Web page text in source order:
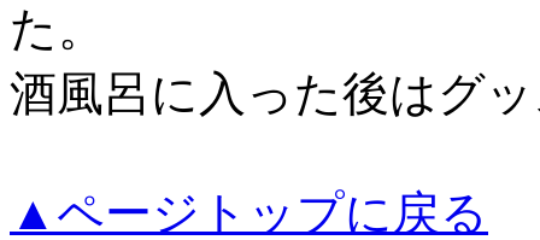
た。
酒風呂に入った後はグ
▲ページトップに戻る